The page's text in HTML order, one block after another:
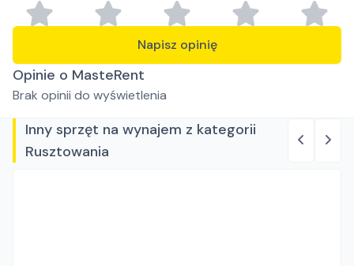
Napisz opinię
Opinie o MasteRent
Brak opinii do wyświetlenia
Inny sprzęt na wynajem z kategorii
Rusztowania